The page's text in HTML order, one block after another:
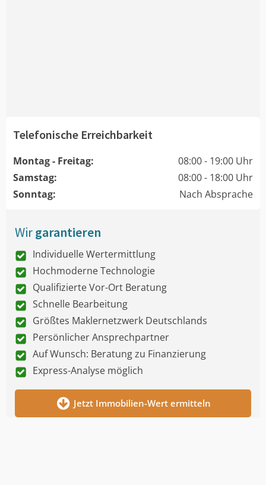
Telefonische Erreichbarkeit
Montag - Freitag:
08:00 - 19:00 Uhr
Samstag:
08:00 - 18:00 Uhr
Sonntag:
Nach Absprache
Wirgarantieren
Individuelle Wertermittlung
Hochmoderne Technologie
Qualifizierte Vor-Ort Beratung
Schnelle Bearbeitung
Größtes Maklernetzwerk Deutschlands
Persönlicher Ansprechpartner
Auf Wunsch: Beratung zu Finanzierung
Express-Analyse möglich
Jetzt Immobilien-Wert ermitteln